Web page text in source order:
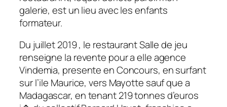
galerie, est un lieu avec les enfants
formateur.
Du juillet 2019 , le restaurant Salle de jeu
renseigne la revente pour a elle agence
Vindemia, presente en Concours, en surfant
sur l’ile Maurice, vers Mayotte sauf que a
Madagascar, en tenant 219 tonnes d’euros